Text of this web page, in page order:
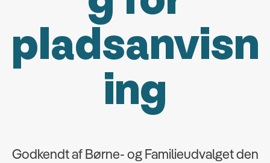
pladsanvisn
ing
Godkendt af Børne- og Familieudvalget den